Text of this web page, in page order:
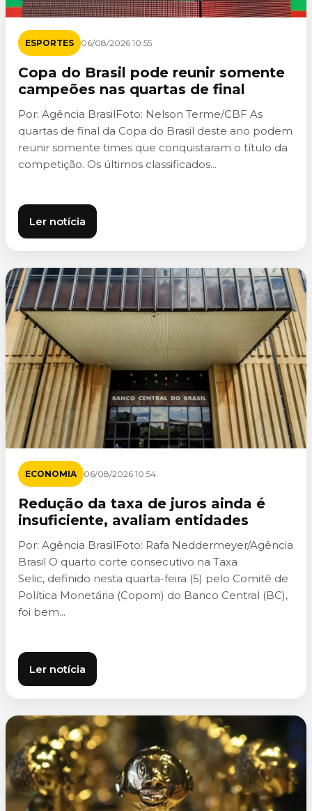
ESPORTES 06/08/2026 10:55
Copa do Brasil pode reunir somente
campeões nas quartas de final
Por: Agência BrasilFoto: Nelson Terme/CBF As
quartas de final da Copa do Brasil deste ano podem
reunir somente times que conquistaram o título da
competição. Os últimos classificados...
Ler notícia
ECONOMIA 06/08/2026 10:54
Redução da taxa de juros ainda é
insuficiente, avaliam entidades
Por: Agência BrasilFoto: Rafa Neddermeyer/Agência
Brasil O quarto corte consecutivo na Taxa
Selic, definido nesta quarta-feira (5) pelo Comitê de
Política Monetária (Copom) do Banco Central (BC),
foi bem...
Ler notícia